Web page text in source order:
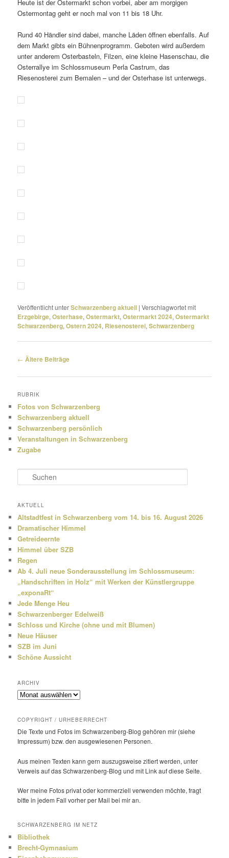
Heute ist der Ostermarkt schon vorbei, aber am morgigen
Ostermontag geht er noch mal von 11 bis 18 Uhr.
Rund 40 Händler sind dabei, manche Läden öffnen eben­falls. Auf
dem Markt gibts ein Bühnenprogramm. Geboten wird außerdem
unter anderem Osterbasteln, Filzen, eine kleine Hasenschau, die
Osterrallye im Schlossmuseum Perla Castrum, das
Riesenosterei zum Bemalen – und der Osterhase ist unterwegs.
Veröffentlicht unterSchwarzenberg aktuell |Verschlagwortet mit
Erzgebirge,Osterhase,Ostermarkt,Ostermarkt 2024,Ostermarkt
Schwarzenberg,Ostern 2024, Riesenosterei,Schwarzenberg
Beitragsnavigation
← Ältere Beiträge
RUBRIK
Fotos von Schwarzenberg
Schwarzenberg aktuell
Schwarzenberg persönlich
Veranstaltungen in Schwarzenberg
Zugabe
u
h
n
AKTUELL
Altstadtfest in Schwarzenberg vom 14. bis 16. August 2026
Dramatischer Himmel
Getreideernte
Himmel über SZB
Regen
Ab 4. Juli neue Sonderausstellung im Schlossmuseum:
„Handschriften in Holz“ mit Werken der Künstlergruppe
„exponaRt“
Jede Menge Heu
Schwarzenberger Edelweiß
Schloss und Kirche (ohne und mit Blumen)
Neue Häuser
SZB im Juni
Schöne Aussicht
ARCHIV
Archiv
COPYRIGHT / URHEBERRECHT
Die Texte und Fotos im Schwarzenberg-Blog gehören mir (siehe
Impressum) bzw. den ausge­wie­senen Personen.
Aus meinen Texten kann gern auszugs­weise zitiert werden, unter
Verweis auf das Schwarzenberg-Blog und mit Link auf diese Seite.
Wer meine Fotos privat oder kommer­ziell verwenden möchte, fragt
bitte in jedem Fall vorher per Mail bei mir an.
SCHWARZENBERG IM NETZ
Bibliothek
Brecht-Gymnasium